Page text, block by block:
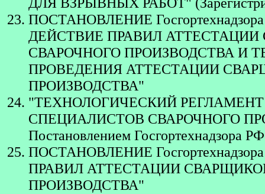
ПОСТАНОВЛЕНИЕ
ДЕЙСТВИЕ ПРАВИЛ
СВАРОЧНОГО ПРОИЗВОДСТВА И
ПРОВЕДЕНИЯ АТТЕСТАЦИИ
ПРОИЗВОДСТВА"
"ТЕХНОЛОГИЧЕСКИЙ
СПЕЦИАЛИСТОВ СВАРОЧНОГО
Постановлением Госгортехнадзора
ПОСТАНОВЛЕНИЕ
ПРАВИЛ АТТЕСТАЦИИ
ПРОИЗВОДСТВА"